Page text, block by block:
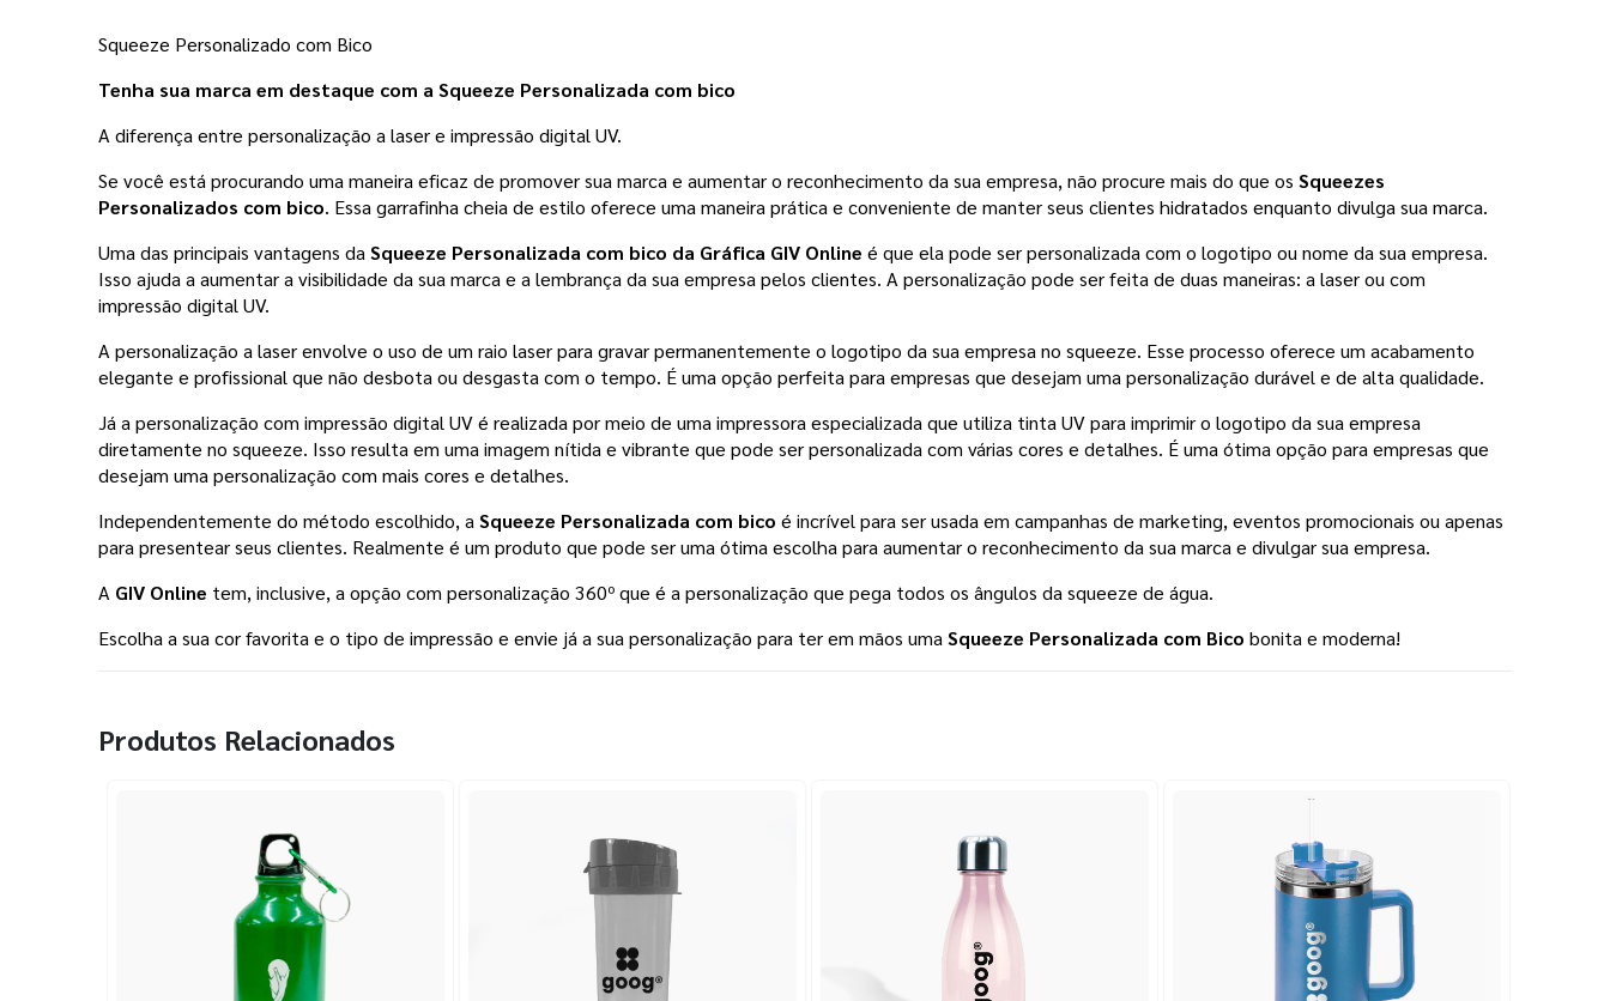
Squeeze Personalizado com Bico
Tenha sua marca em destaque com a Squeeze Personalizada com bico
A diferença entre personalização a laser e impressão digital UV.
Se você está procurando uma maneira eficaz de promover sua marca e aumentar o reconhecimento da sua empresa, não procure mais do que os Squeezes
Personalizados com bico. Essa garrafinha cheia de estilo oferece uma maneira prática e conveniente de manter seus clientes hidratados enquanto divulga sua marca.
Uma das principais vantagens da Squeeze Personalizada com bico da Gráfica GIV Online é que ela pode ser personalizada com o logotipo ou nome da sua empresa.
Isso ajuda a aumentar a visibilidade da sua marca e a lembrança da sua empresa pelos clientes. A personalização pode ser feita de duas maneiras: a laser ou com
impressão digital UV.
A personalização a laser envolve o uso de um raio laser para gravar permanentemente o logotipo da sua empresa no squeeze. Esse processo oferece um acabamento
elegante e profissional que não desbota ou desgasta com o tempo. É uma opção perfeita para empresas que desejam uma personalização durável e de alta qualidade.
Já a personalização com impressão digital UV é realizada por meio de uma impressora especializada que utiliza tinta UV para imprimir o logotipo da sua empresa
diretamente no squeeze. Isso resulta em uma imagem nítida e vibrante que pode ser personalizada com várias cores e detalhes. É uma ótima opção para empresas que
desejam uma personalização com mais cores e detalhes.
Independentemente do método escolhido, a Squeeze Personalizada com bico é incrível para ser usada em campanhas de marketing, eventos promocionais ou apenas
para presentear seus clientes. Realmente é um produto que pode ser uma ótima escolha para aumentar o reconhecimento da sua marca e divulgar sua empresa.
A GIV Online tem, inclusive, a opção com personalização 360º que é a personalização que pega todos os ângulos da squeeze de água.
Escolha a sua cor favorita e o tipo de impressão e envie já a sua personalização para ter em mãos uma Squeeze Personalizada com Bico bonita e moderna!
Produtos Relacionados